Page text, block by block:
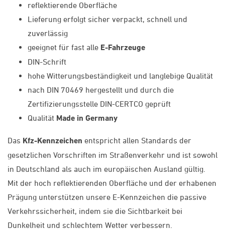
reflektierende Oberfläche
Lieferung erfolgt sicher verpackt, schnell und
zuverlässig
geeignet für fast alle E-Fahrzeuge
DIN-Schrift
hohe Witterungsbeständigkeit und langlebige Qualität
nach DIN 70469 hergestellt und durch die
Zertifizierungsstelle DIN-CERTCO geprüft
Qualität Made in Germany
Das Kfz-Kennzeichen entspricht allen Standards der
gesetzlichen Vorschriften im Straßenverkehr und ist sowohl
in Deutschland als auch im europäischen Ausland gültig.
Mit der hoch reflektierenden Oberfläche und der erhabenen
Prägung unterstützen unsere E-Kennzeichen die passive
Verkehrssicherheit, indem sie die Sichtbarkeit bei
Dunkelheit und schlechtem Wetter verbessern.